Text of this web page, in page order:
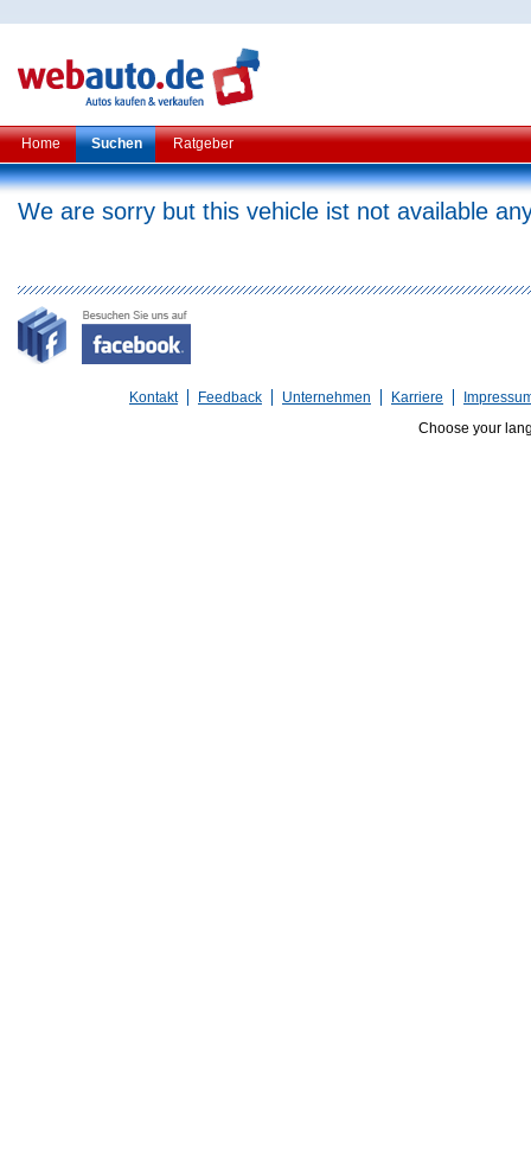
Home Suchen Ratgeber
We are sorry but this vehicle ist not available
Kontakt Feedback Unternehmen Karriere
Choose your